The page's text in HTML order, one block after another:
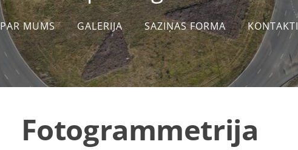
PAR MUMS GALERIJA SAZIŅAS FORMA KONTAKTI
Fotogrammetrija